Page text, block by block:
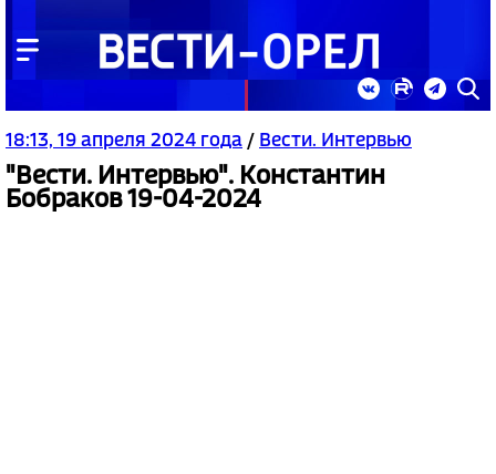
18:13, 19 апреля 2024 года / Вести. Интервью
"Вести. Интервью". Константин
Бобраков 19-04-2024